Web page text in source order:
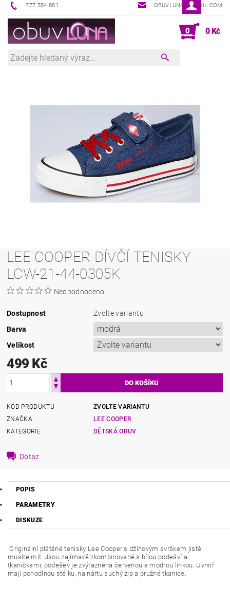
777 554 881 OBUVLUNA@GMAIL.COM
0 0 Kč
LEE COOPER DÍVČÍ TENISKY
LCW-21-44-0305K
Neohodnoceno
Dostupnost
Zvolte variantu
Barva
Velikost
499 Kč
KÓD PRODUKTU
ZVOLTE VARIANTU
ZNAČKA
LEE COOPER
KATEGORIE
DĚTSKÁ OBUV
Dotaz
POPIS
PARAMETRY
DISKUZE
Originální plátěné tenisky Lee Cooper s džínovým svrškem jistě
musíte mít. Jsou zajímavě zkombinované s bílou podešví a
tkaničkami, podešev je zvýrazněna červenou a modrou linkou. Uvnitř
mají pohodlnou stélku, na nártu suchý zip a pružné tkanice.